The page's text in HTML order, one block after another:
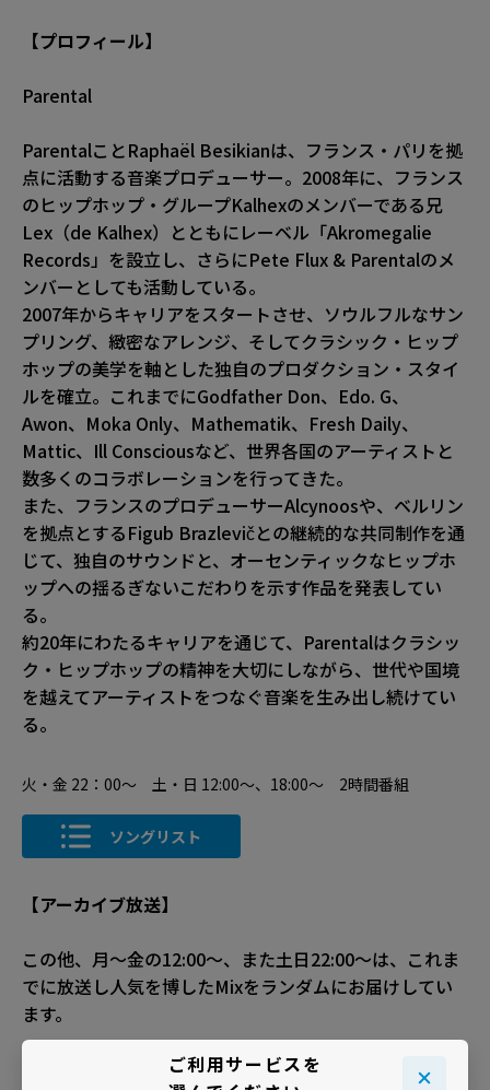
【プロフィール】
Parental
ParentalことRaphaël Besikianは、フランス・パリを拠
点に活動する音楽プロデューサー。2008年に、フランス
のヒップホップ・グループKalhexのメンバーである兄
Lex（de Kalhex）とともにレーベル「Akromegalie
Records」を設立し、さらにPete Flux & Parentalのメ
ンバーとしても活動している。
2007年からキャリアをスタートさせ、ソウルフルなサン
プリング、緻密なアレンジ、そしてクラシック・ヒップ
ホップの美学を軸とした独自のプロダクション・スタイ
ルを確立。これまでにGodfather Don、Edo. G、
Awon、Moka Only、Mathematik、Fresh Daily、
Mattic、Ill Consciousなど、世界各国のアーティストと
数多くのコラボレーションを行ってきた。
また、フランスのプロデューサーAlcynoosや、ベルリン
を拠点とするFigub Brazlevičとの継続的な共同制作を通
じて、独自のサウンドと、オーセンティックなヒップホ
ップへの揺るぎないこだわりを示す作品を発表してい
る。
約20年にわたるキャリアを通じて、Parentalはクラシッ
ク・ヒップホップの精神を大切にしながら、世代や国境
を越えてアーティストをつなぐ音楽を生み出し続けてい
る。
火・金 22：00～ 土・日 12:00～、18:00～ 2時間番組
ソングリスト
【アーカイブ放送】
この他、月～金の12:00～、また土日22:00～は、これま
でに放送し人気を博したMixをランダムにお届けしてい
ます。
ご利用サービスを